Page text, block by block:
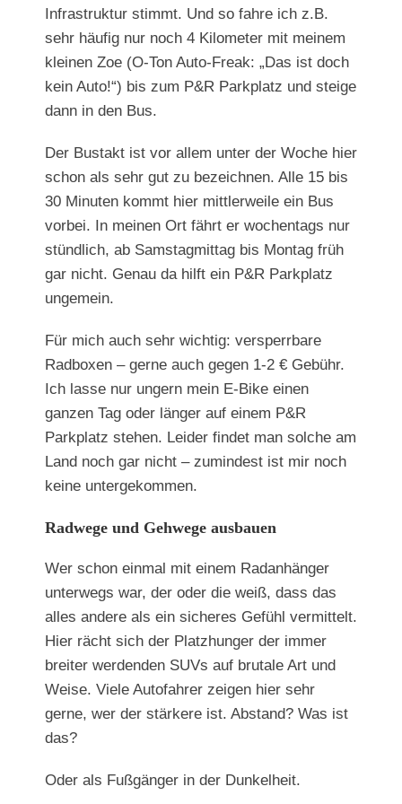
Infrastruktur stimmt. Und so fahre ich z.B.
sehr häufig nur noch 4 Kilometer mit meinem
kleinen Zoe (O-Ton Auto-Freak: „Das ist doch
kein Auto!“) bis zum P&R Parkplatz und steige
dann in den Bus.
Der Bustakt ist vor allem unter der Woche hier
schon als sehr gut zu bezeichnen. Alle 15 bis
30 Minuten kommt hier mittlerweile ein Bus
vorbei. In meinen Ort fährt er wochentags nur
stündlich, ab Samstagmittag bis Montag früh
gar nicht. Genau da hilft ein P&R Parkplatz
ungemein.
Für mich auch sehr wichtig: versperrbare
Radboxen – gerne auch gegen 1-2 € Gebühr.
Ich lasse nur ungern mein E-Bike einen
ganzen Tag oder länger auf einem P&R
Parkplatz stehen. Leider findet man solche am
Land noch gar nicht – zumindest ist mir noch
keine untergekommen.
Radwege und Gehwege ausbauen
Wer schon einmal mit einem Radanhänger
unterwegs war, der oder die weiß, dass das
alles andere als ein sicheres Gefühl vermittelt.
Hier rächt sich der Platzhunger der immer
breiter werdenden SUVs auf brutale Art und
Weise. Viele Autofahrer zeigen hier sehr
gerne, wer der stärkere ist. Abstand? Was ist
das?
Oder als Fußgänger in der Dunkelheit.